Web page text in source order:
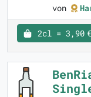
von
2cl = 3,90 €